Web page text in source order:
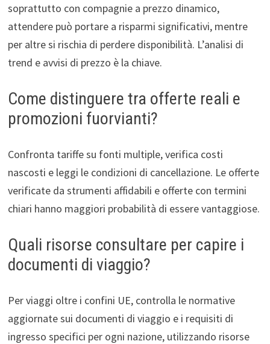
soprattutto con compagnie a prezzo dinamico,
attendere può portare a risparmi significativi, mentre
per altre si rischia di perdere disponibilità. L’analisi di
trend e avvisi di prezzo è la chiave.
Come distinguere tra offerte reali e
promozioni fuorvianti?
Confronta tariffe su fonti multiple, verifica costi
nascosti e leggi le condizioni di cancellazione. Le offerte
verificate da strumenti affidabili e offerte con termini
chiari hanno maggiori probabilità di essere vantaggiose.
Quali risorse consultare per capire i
documenti di viaggio?
Per viaggi oltre i confini UE, controlla le normative
aggiornate sui documenti di viaggio e i requisiti di
ingresso specifici per ogni nazione, utilizzando risorse